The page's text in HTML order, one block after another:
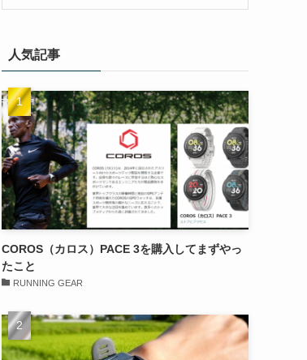
人気記事
COROS（カロス）PACE 3を購入してまずやっ
たこと
RUNNING GEAR